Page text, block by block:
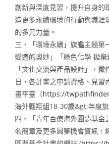
創新與深度見習，提升自身的
造更多永續環境的行動與職涯
的多元力量。
三、「環境永續」旗艦主題第
變遷的奧妙」「綠色化學 拋
「文化交流與產品設計」，
日，各計畫之申請資格、見
畫平臺（https://
海外翱翔組18-30歲&gt;年度
四、「青年百億海外圓夢基金
名簡章及更多圓夢機會資訊，